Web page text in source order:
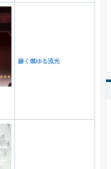
赫く燃ゆる流光